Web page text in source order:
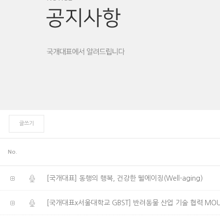
글쓰기
No.
[국개대표] 동행의 행복, 건강한 웰에이징(Well-aging)
[국개대표x서울대학교 GBST] 반려동물 산업 기술 협력